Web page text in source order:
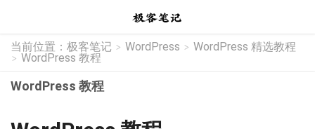
当前位置： 极客笔记 > WordPress > WordPress 精选教程
> WordPress 教程
WordPress 教程